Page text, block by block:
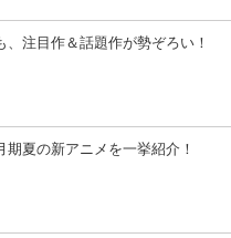
、注目作＆話題作が勢ぞろい！
期夏の新アニメを一挙紹介！